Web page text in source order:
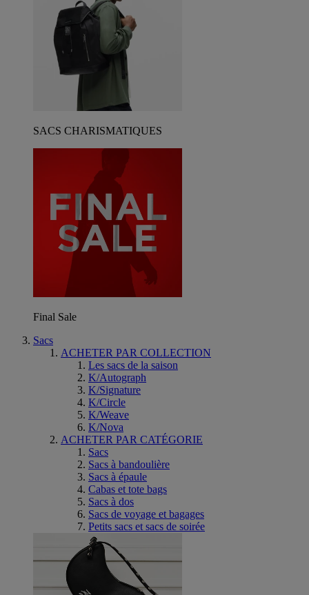
SACS CHARISMATIQUES
Final Sale
Sacs
ACHETER PAR COLLECTION
Les sacs de la saison
K/Autograph
K/Signature
K/Circle
K/Weave
K/Nova
ACHETER PAR CATÉGORIE
Sacs
Sacs à bandoulière
Sacs à épaule
Cabas et tote bags
Sacs à dos
Sacs de voyage et bagages
Petits sacs et sacs de soirée